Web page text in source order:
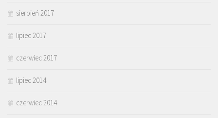
sierpień 2017
lipiec 2017
czerwiec 2017
lipiec 2014
czerwiec 2014